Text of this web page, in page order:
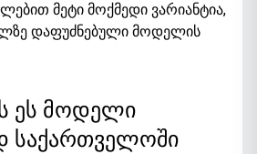
მეტი მოქმედი ვარიანტია,
დაფუძნებული მოდელის
ეს მოდელი
საქართველოში